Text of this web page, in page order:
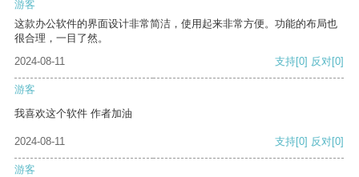
游客
这款办公软件的界面设计非常简洁，使用起来非常方便。功能的布局也
很合理，一目了然。
2024-08-11
支持[0] 反对[0]
游客
我喜欢这个软件 作者加油
2024-08-11 支持[0] 反对[0]
游客